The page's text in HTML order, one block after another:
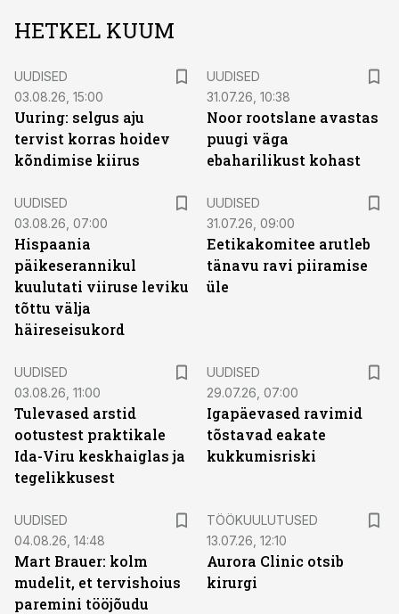
HETKEL KUUM
UUDISED
03.08.26, 15:00
Uuring: selgus aju
tervist korras hoidev
kõndimise kiirus
UUDISED
31.07.26, 10:38
Noor rootslane avastas
puugi väga
ebaharilikust kohast
UUDISED
03.08.26, 07:00
Hispaania
päikeserannikul
kuulutati viiruse leviku
tõttu välja
häireseisukord
UUDISED
31.07.26, 09:00
Eetikakomitee arutleb
tänavu ravi piiramise
üle
UUDISED
03.08.26, 11:00
Tulevased arstid
ootustest praktikale
Ida-Viru keskhaiglas ja
tegelikkusest
UUDISED
29.07.26, 07:00
Igapäevased ravimid
tõstavad eakate
kukkumisriski
UUDISED
04.08.26, 14:48
Mart Brauer: kolm
mudelit, et tervishoius
paremini tööjõudu
TÖÖKUULUTUSED
13.07.26, 12:10
Aurora Clinic otsib
kirurgi